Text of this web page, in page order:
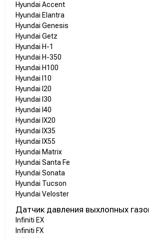
Hyundai Accent
Hyundai Elantra
Hyundai Genesis
Hyundai Getz
Hyundai H-1
Hyundai H-350
Hyundai H100
Hyundai I10
Hyundai I20
Hyundai I30
Hyundai I40
Hyundai IX20
Hyundai IX35
Hyundai IX55
Hyundai Matrix
Hyundai Santa Fe
Hyundai Sonata
Hyundai Tucson
Hyundai Veloster
Датчик давления выхлопных
Infiniti EX
Infiniti FX